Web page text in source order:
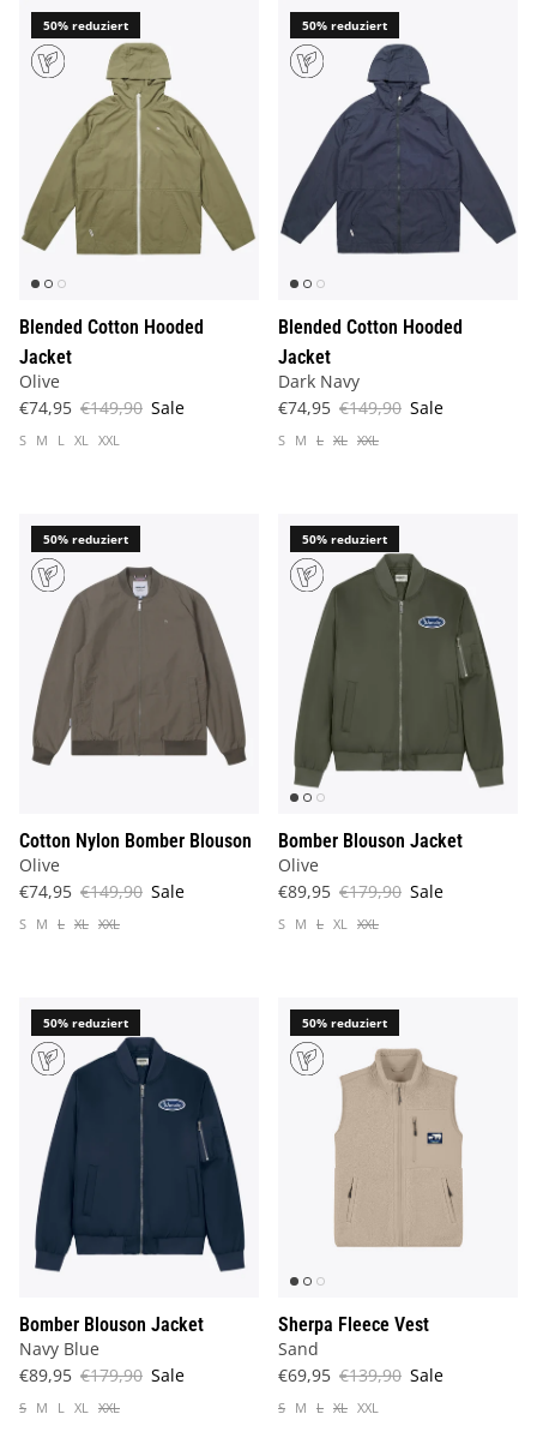
50% reduziert
Blended Cotton Hooded
Jacket
Olive
€74,95 €149,90 Sale
S M L XL XXL
50% reduziert
Blended Cotton Hooded
Jacket
Dark Navy
€74,95 €149,90 Sale
S M L XL XXL
50% reduziert
Cotton Nylon Bomber Blouson
Olive
€74,95 €149,90 Sale
S M L XL XXL
50% reduziert
Bomber Blouson Jacket
Olive
€89,95 €179,90 Sale
S M L XL XXL
50% reduziert
Bomber Blouson Jacket
Navy Blue
€89,95 €179,90 Sale
S M L XL XXL
50% reduziert
Sherpa Fleece Vest
Sand
€69,95 €139,90 Sale
S M L XL XXL